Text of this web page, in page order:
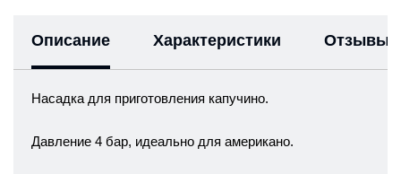
Описание Характеристики Отзывы
Насадка для приготовления капучино.
Давление 4 бар, идеально для американо.